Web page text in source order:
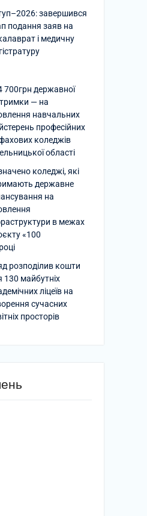
завершився
подання заяв на
і медичну
700грн державної
— на
навчальних
професійних
коледжів
області
коледжі, які
державне
на
в межах
«100
розподілив кошти
130 майбутніх
ліцеїв на
сучасних
просторів